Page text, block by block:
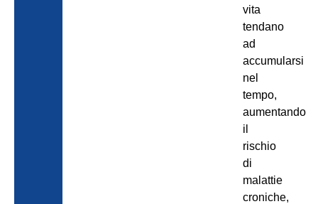
vita
tendano
ad
accumularsi
nel
tempo,
aumentando
il
rischio
di
malattie
croniche,